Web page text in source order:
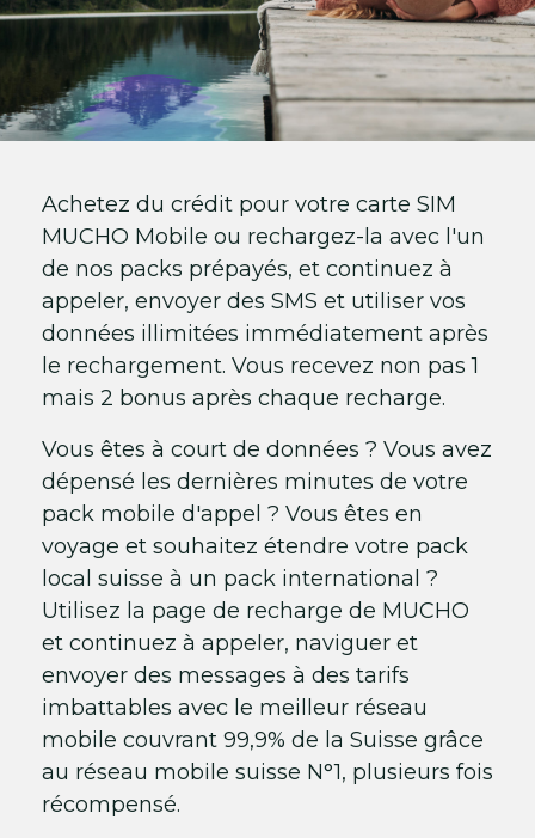
Achetez du crédit pour votre carte SIM
MUCHO Mobile ou rechargez-la avec l'un
de nos packs prépayés, et continuez à
appeler, envoyer des SMS et utiliser vos
données illimitées immédiatement après
le rechargement. Vous recevez non pas 1
mais 2 bonus après chaque recharge.
Vous êtes à court de données ? Vous avez
dépensé les dernières minutes de votre
pack mobile d'appel ? Vous êtes en
voyage et souhaitez étendre votre pack
local suisse à un pack international ?
Utilisez la page de recharge de MUCHO
et continuez à appeler, naviguer et
envoyer des messages à des tarifs
imbattables avec le meilleur réseau
mobile couvrant 99,9% de la Suisse grâce
au réseau mobile suisse N°1, plusieurs fois
récompensé.